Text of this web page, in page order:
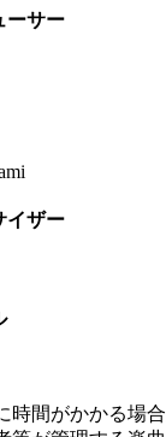
ーサー
イザー
間がかかる場合